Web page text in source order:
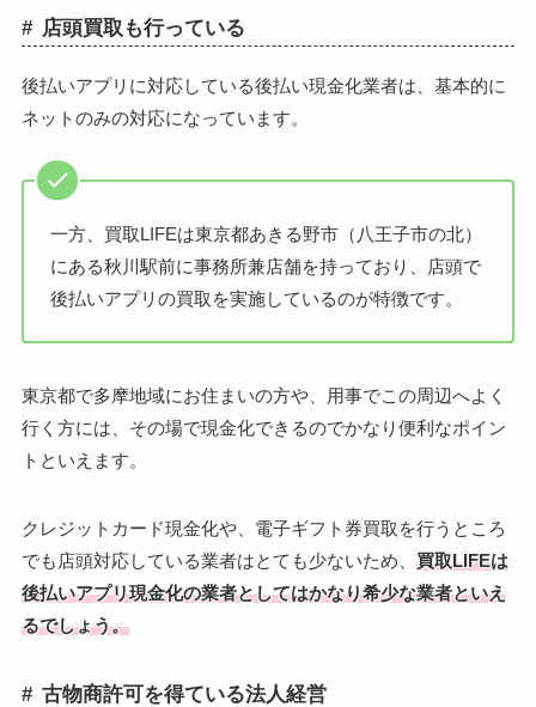
店頭買取も行っている
後払いアプリに対応している後払い現金化業者は、基本的に
ネットのみの対応になっています。
一方、買取LIFEは東京都あきる野市（八王子市の北）
にある秋川駅前に事務所兼店舗を持っており、店頭で
後払いアプリの買取を実施しているのが特徴です。
東京都で多摩地域にお住まいの方や、用事でこの周辺へよく
行く方には、その場で現金化できるのでかなり便利なポイン
トといえます。
クレジットカード現金化や、電子ギフト券買取を行うところ
でも店頭対応している業者はとても少ないため、 買取LIFEは
後払いアプリ現金化の業者としてはかなり希少な業者といえ
るでしょう。
古物商許可を得ている法人経営